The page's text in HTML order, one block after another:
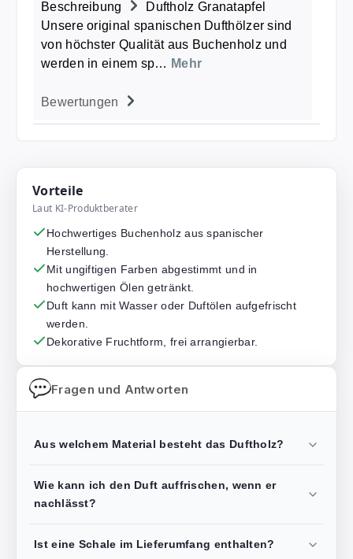
Beschreibung
Duftholz Granatapfel
Unsere original spanischen Dufthölzer sind
von höchster Qualität aus Buchenholz und
werden in einem sp… Mehr
Bewertungen
Vorteile
Laut KI-Produktberater
Hochwertiges Buchenholz aus spanischer
Herstellung.
Mit ungiftigen Farben abgestimmt und in
hochwertigen Ölen getränkt.
Duft kann mit Wasser oder Duftölen aufgefrischt
werden.
Dekorative Fruchtform, frei arrangierbar.
Fragen und Antworten
Aus welchem Material besteht das Duftholz?
Wie kann ich den Duft auffrischen, wenn er
nachlässt?
Ist eine Schale im Lieferumfang enthalten?